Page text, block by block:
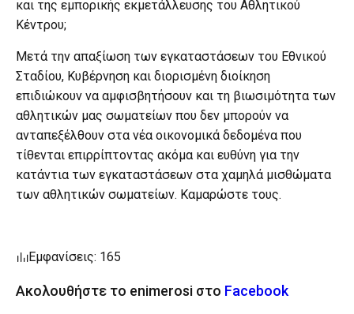
και της εμπορικής εκμετάλλευσης του Αθλητικού
Κέντρου;
Μετά την απαξίωση των εγκαταστάσεων του Εθνικού
Σταδίου, Κυβέρνηση και διορισμένη διοίκηση
επιδιώκουν να αμφισβητήσουν και τη βιωσιμότητα των
αθλητικών μας σωματείων που δεν μπορούν να
ανταπεξέλθουν στα νέα οικονομικά δεδομένα που
τίθενται επιρρίπτοντας ακόμα και ευθύνη για την
κατάντια των εγκαταστάσεων στα χαμηλά μισθώματα
των αθλητικών σωματείων. Καμαρώστε τους.
Εμφανίσεις: 165
Ακολουθήστε το enimerosi στο Facebook